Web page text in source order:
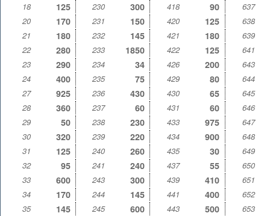
18
125 230 300 418 90
637
20
170 231 150 420 125
638
21
180 232 145 421 180
639
22
280 233 1850 422 125
641
23
290 234 34 426 200
643
24
400 235 75 429 80
644
27
925 236 430 430 65
645
28
360 237 60 431 60
646
29
50 238 230 433 975
647
30
320 239 220 434 900
648
31
125 240 260 435 30
649
32
95 241 240 437 55
650
33
600 243 300 439 410
651
34
170 244 145 441 400
652
35
145 245 600 443 500
653